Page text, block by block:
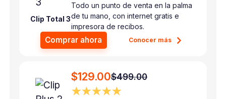
Clip Total 3
Todo un punto de venta en la palma
de tu mano, con internet gratis e
impresora de recibos.
Comprar ahora Conocer más
$129.00$499.00
★★★★★